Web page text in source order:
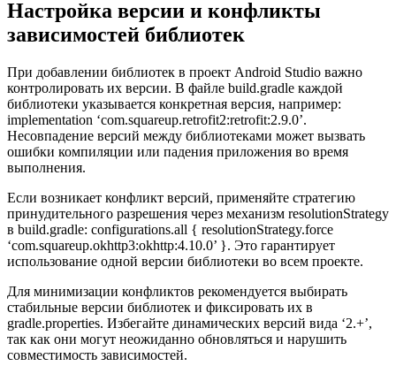
Настройка версии и конфликты
зависимостей библиотек
При добавлении библиотек в проект Android Studio важно
контролировать их версии. В файле build.gradle каждой
библиотеки указывается конкретная версия, например:
implementation ‘com.squareup.retrofit2:retrofit:2.9.0’.
Несовпадение версий между библиотеками может вызвать
ошибки компиляции или падения приложения во время
выполнения.
Если возникает конфликт версий, применяйте стратегию
принудительного разрешения через механизм resolutionStrategy
в build.gradle: configurations.all { resolutionStrategy.force
‘com.squareup.okhttp3:okhttp:4.10.0’ }. Это гарантирует
использование одной версии библиотеки во всем проекте.
Для минимизации конфликтов рекомендуется выбирать
стабильные версии библиотек и фиксировать их в
gradle.properties. Избегайте динамических версий вида ‘2.+’,
так как они могут неожиданно обновляться и нарушить
совместимость зависимостей.